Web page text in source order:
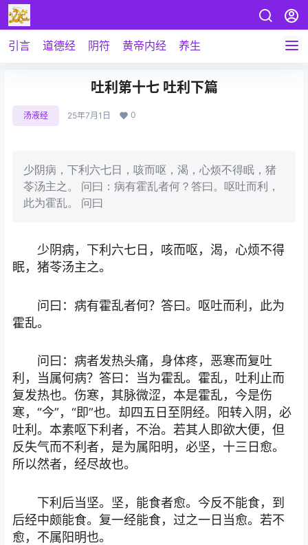
引言 道德经 阴符 黄帝内经 养生
吐利第十七 吐利下篇
汤液经 25年7月1日 0
少阴病，下利六七日，咳而呕，渴，心烦不得眠，猪
苓汤主之。 问曰：病有霍乱者何？答曰。呕吐而利，
此为霍乱。 问曰
少阴病，下利六七日，咳而呕，渴，心烦不得
眠，猪苓汤主之。
问曰：病有霍乱者何？答曰。呕吐而利，此为
霍乱。
问曰：病者发热头痛，身体疼，恶寒而复吐
利，当属何病？答曰：当为霍乱。霍乱，吐利止而
复发热也。伤寒，其脉微涩，本是霍乱，今是伤
寒，“今”，“即”也。却四五日至阴经。阳转入阴，必
吐利。本素呕下利者，不治。若其人即欲大便，但
反失气而不利者，是为属阳明，必坚，十三日愈。
所以然者，经尽故也。
下利后当坚。坚，能食者愈。今反不能食，到
后经中颇能食。复一经能食，过之一日当愈。若不
愈，不属阳明也。